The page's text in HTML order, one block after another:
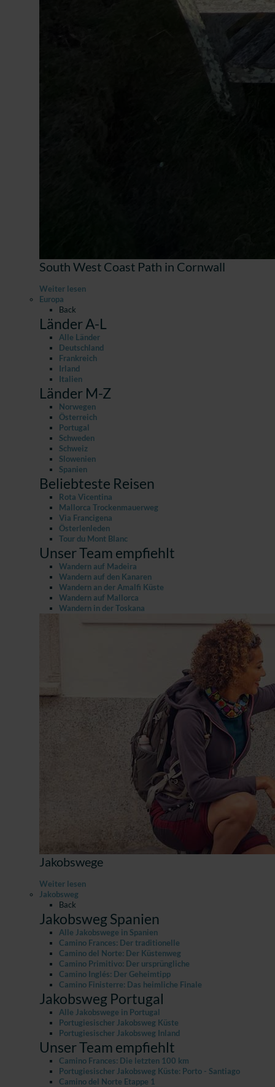
South West Coast Path in Cornwall
Weiter lesen
Europa
Back
Länder A-L
Alle Länder
Deutschland
Frankreich
Irland
Italien
Länder M-Z
Norwegen
Österreich
Portugal
Schweden
Schweiz
Slowenien
Spanien
Beliebteste Reisen
Rota Vicentina
Mallorca Trockenmauerweg
Via Francigena
Österlenleden
Tour du Mont Blanc
Unser Team empfiehlt
Wandern auf Madeira
Wandern auf den Kanaren
Wandern an der Amalfi Küste
Wandern auf Mallorca
Wandern in der Toskana
Jakobswege
Weiter lesen
Jakobsweg
Back
Jakobsweg Spanien
Alle Jakobswege in Spanien
Camino Frances: Der traditionelle
Camino del Norte: Der Küstenweg
Camino Primitivo: Der ursprüngliche
Camino Inglés: Der Geheimtipp
Camino Finisterre: Das heimliche Finale
Jakobsweg Portugal
Alle Jakobswege in Portugal
Portugiesischer Jakobsweg Küste
Portugiesischer Jakobsweg Inland
Unser Team empfiehlt
Camino Frances: Die letzten 100 km
Portugiesischer Jakobsweg Küste: Porto - Santiago
Camino del Norte Etappe 1